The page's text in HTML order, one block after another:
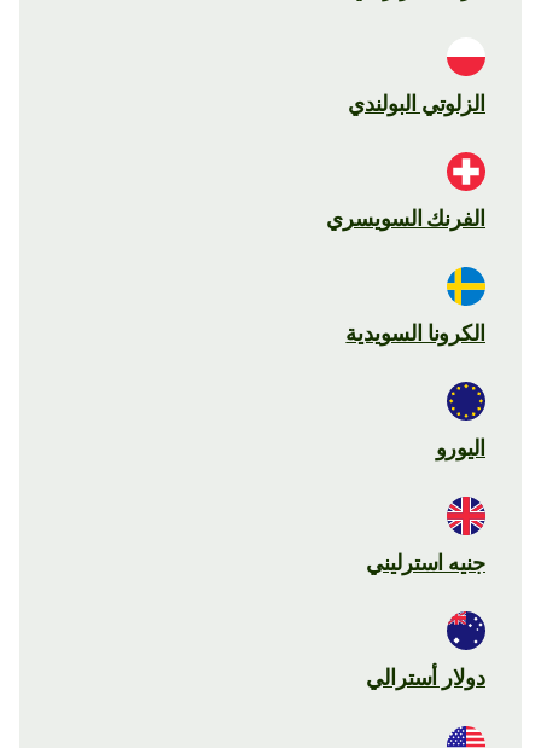
الزلوتي البولندي
الفرنك السويسري
الكرونا السويدية
اليورو
جنيه استرليني
دولار أسترالي